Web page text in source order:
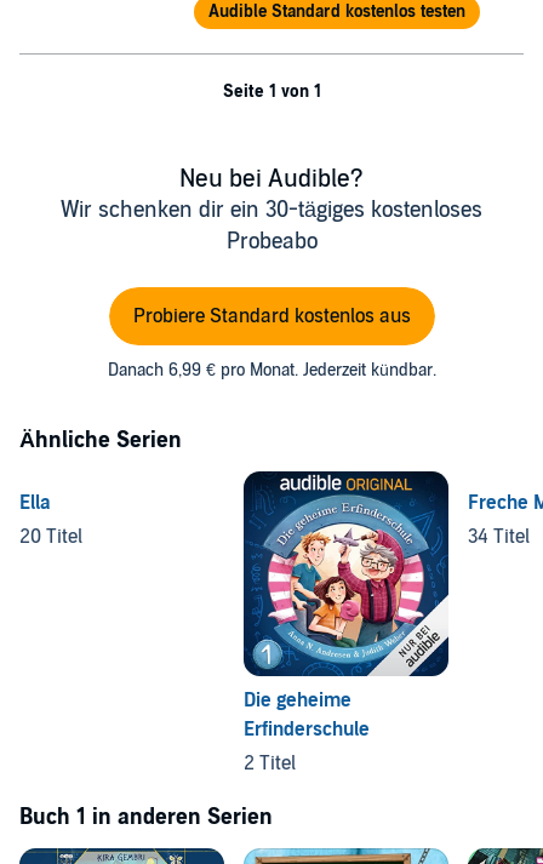
Audible Standard kostenlos testen
Seite 1 von 1
Neu bei Audible?
Wir schenken dir ein 30-tägiges kostenloses
Probeabo
Probiere Standard kostenlos aus
Danach 6,99 € pro Monat. Jederzeit kündbar.
Ähnliche Serien
Ella
20 Titel
Die geheime
Erfinderschule
2 Titel
Freche
34 Titel
Buch 1 in anderen Serien